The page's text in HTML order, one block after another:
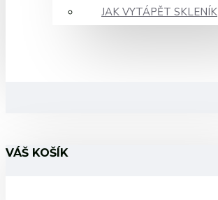
JAK VYTÁPĚT SKLENÍK
VÁŠ KOŠÍK